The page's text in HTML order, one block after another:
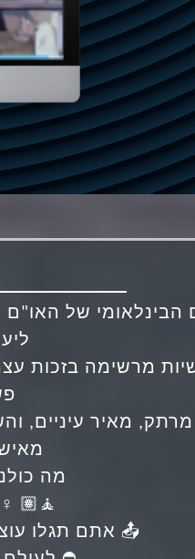
הבינלאומי של
מרשימה בזכות
מרתק, מאיר עיניים,
מה
🧘🏽
📤 אתם תגלו